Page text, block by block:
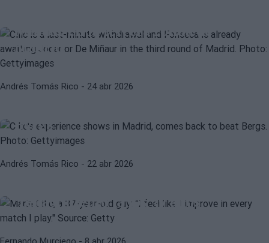
Miñaur en la tercera ronda de
Madrid
Andrés Tomás Rico - 24 abr 2026
La veteranía de Cilic hace acto de
Bergs
Andrés Tomás Rico - 22 abr 2026
ATP MARIN CILIC
'renacimiento' a los 37 años
Fernando Murciego - 8 abr 2026